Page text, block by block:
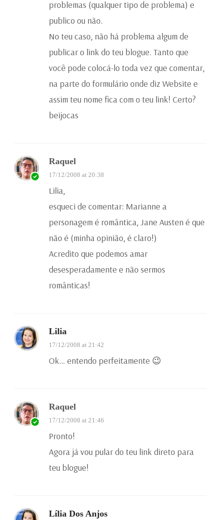
problemas (qualquer tipo de problema) e
publico ou não.
No teu caso, não há problema algum de
publicar o link do teu blogue. Tanto que
você pode colocá-lo toda vez que comentar,
na parte do formulário onde diz Website e
assim teu nome fica com o teu link! Certo?
beijocas
Raquel
17/12/2008 at 20:38
Lilia,
esqueci de comentar: Marianne a
personagem é romântica, Jane Austen é que
não é (minha opinião, é claro!)
Acredito que podemos amar
desesperadamente e não sermos
românticas!
Lilia
17/12/2008 at 21:42
Ok… entendo perfeitamente 😉
Raquel
17/12/2008 at 21:46
Pronto!
Agora já vou pular do teu link direto para
teu blogue!
Lília Dos Anjos